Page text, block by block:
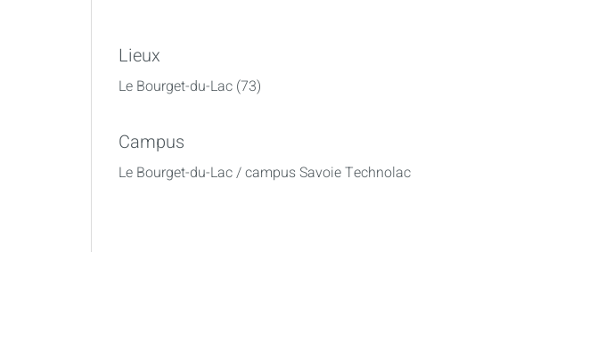
Lieux
Le Bourget-du-Lac (73)
Campus
Le Bourget-du-Lac / campus Savoie Technolac